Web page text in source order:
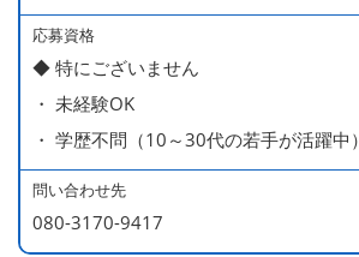
応募資格
◆ 特にございません
・ 未経験OK
・ 学歴不問（10～30代の若手が活躍中）
問い合わせ先
080-3170-9417